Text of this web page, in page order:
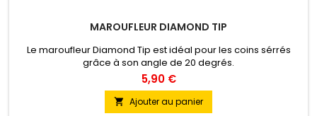
MAROUFLEUR DIAMOND TIP
Le maroufleur Diamond Tip est idéal pour les coins sérrés
grâce à son angle de 20 degrés.
5,90 €
 Ajouter au panier